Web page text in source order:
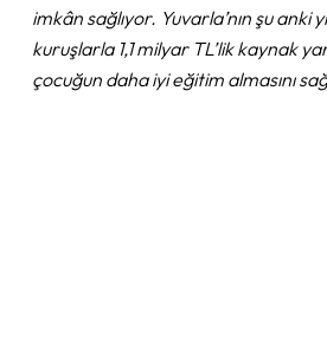
imkân sağlıyor. Yuvarla’nın şu anki
kuruşlarla 1,1 milyar TL’lik kaynak
çocuğun daha iyi eğitim almasını